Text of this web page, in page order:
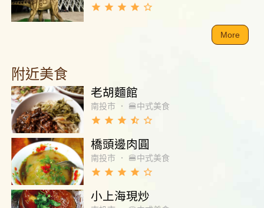
grade grade grade grade star_border
More
附近美食
老胡麵館
南投市 ． 🍔中式美食
grade grade grade star_half star_border
橋頭邊肉圓
南投市 ． 🍔中式美食
grade grade grade grade star_border
小上海現炒